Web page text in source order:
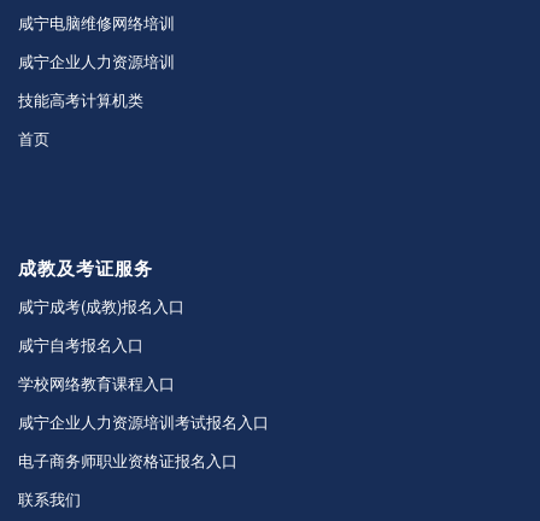
咸宁电脑维修网络培训
咸宁企业人力资源培训
技能高考计算机类
首页
成教及考证服务
咸宁成考(成教)报名入口
咸宁自考报名入口
学校网络教育课程入口
咸宁企业人力资源培训考试报名入口
电子商务师职业资格证报名入口
联系我们